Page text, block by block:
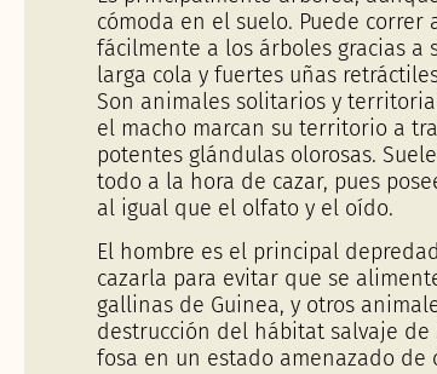
cómoda en el suelo. Puede correr
fácilmente a los árboles gracias a
larga cola y fuertes uñas
Son animales solitarios y
el macho marcan su territorio a
potentes glándulas olorosas.
todo a la hora de cazar, pues
al igual que el olfato y el oído.
El hombre es el principal
cazarla para evitar que se
gallinas de Guinea, y otros
destrucción del hábitat salvaje de
fosa en un estado amenazado de